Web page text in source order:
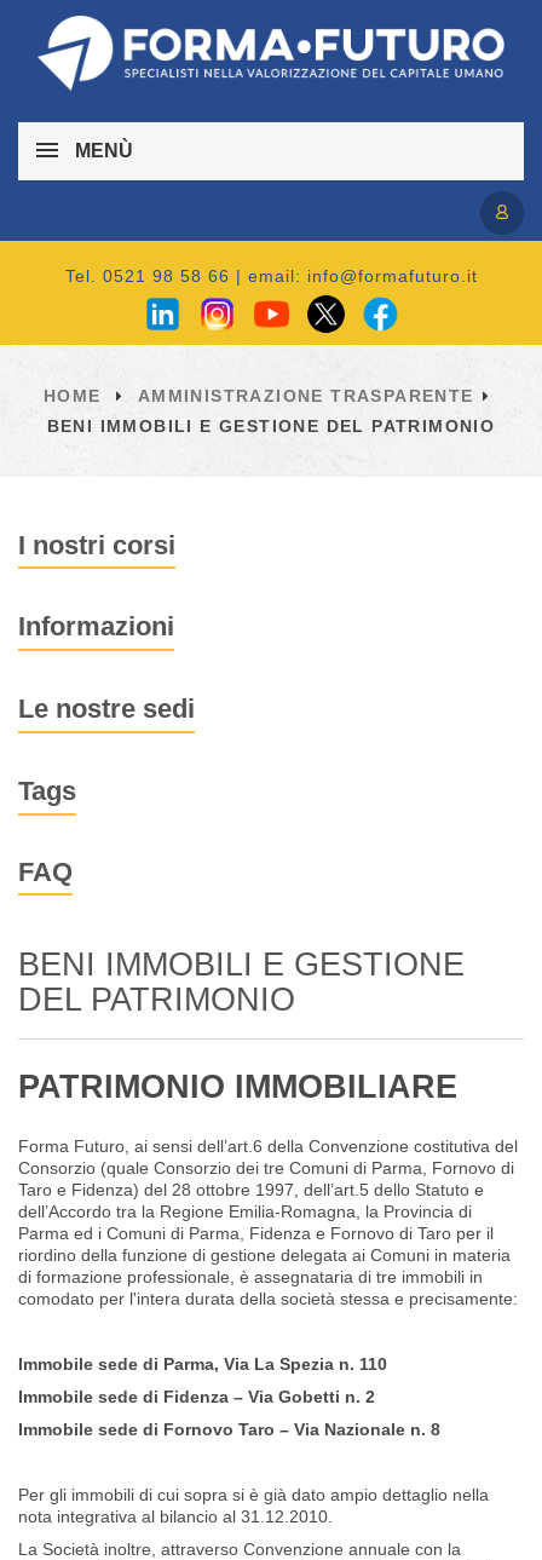
MENÙ
Tel. 0521 98 58 66 | email: info@formafuturo.it
HOME
AMMINISTRAZIONE TRASPARENTE
BENI IMMOBILI E GESTIONE DEL PATRIMONIO
I nostri corsi
Informazioni
Le nostre sedi
Tags
FAQ
BENI IMMOBILI E GESTIONE
DEL PATRIMONIO
PATRIMONIO IMMOBILIARE
Forma Futuro, ai sensi dell’art.6 della Convenzione costitutiva del
Consorzio (quale Consorzio dei tre Comuni di Parma, Fornovo di
Taro e Fidenza) del 28 ottobre 1997, dell’art.5 dello Statuto e
dell’Accordo tra la Regione Emilia-Romagna, la Provincia di
Parma ed i Comuni di Parma, Fidenza e Fornovo di Taro per il
riordino della funzione di gestione delegata ai Comuni in materia
di formazione professionale, è assegnataria di tre immobili in
comodato per l'intera durata della società stessa e precisamente:
Immobile sede di Parma, Via La Spezia n. 110
Immobile sede di Fidenza – Via Gobetti n. 2
Immobile sede di Fornovo Taro – Via Nazionale n. 8
Per gli immobili di cui sopra si è già dato ampio dettaglio nella
nota integrativa al bilancio al 31.12.2010.
La Società inoltre, attraverso Convenzione annuale con la